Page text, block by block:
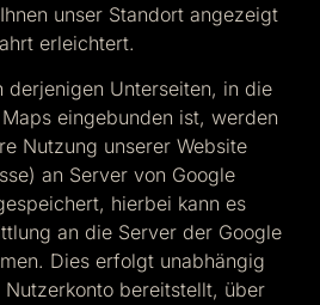
unser Standort angezeigt
erleichtert.
derjenigen Unterseiten, in die
eingebunden ist, werden
Nutzung unserer Website
an Server von Google
hierbei kann es
an die Server der Google
Dies erfolgt unabhängig
bereitstellt, über